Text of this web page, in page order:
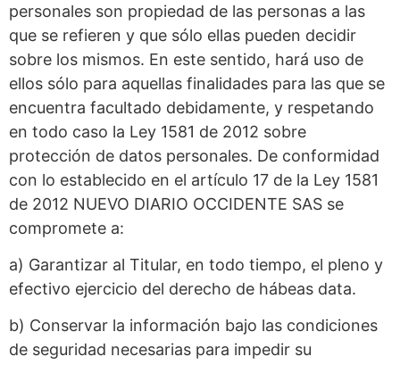
personales son propiedad de las personas a las
que se refieren y que sólo ellas pueden decidir
sobre los mismos. En este sentido, hará uso de
ellos sólo para aquellas finalidades para las que se
encuentra facultado debidamente, y respetando
en todo caso la Ley 1581 de 2012 sobre
protección de datos personales. De conformidad
con lo establecido en el artículo 17 de la Ley 1581
de 2012 NUEVO DIARIO OCCIDENTE SAS se
compromete a:
a) Garantizar al Titular, en todo tiempo, el pleno y
efectivo ejercicio del derecho de hábeas data.
b) Conservar la información bajo las condiciones
de seguridad necesarias para impedir su